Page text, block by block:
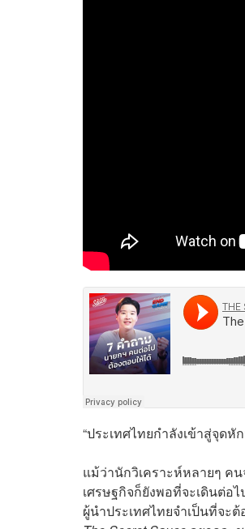
“ประเทศไทยกำลังเข้าสู่จุดหั
แม้ว่านักวิเคราะห์หลายๆ ค
เศรษฐกิจก็ยังพอที่จะเดินต่อ
ผู้นำประเทศไทยจำเป็นที่จะต้